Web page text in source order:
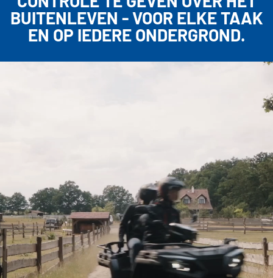
BUITENLEVEN - VOOR ELKE TAAK
EN OP IEDERE ONDERGROND.